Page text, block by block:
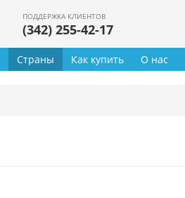
ПОДДЕРЖКА КЛИЕНТОВ
(342) 255-42-17
Страны Как купить О нас